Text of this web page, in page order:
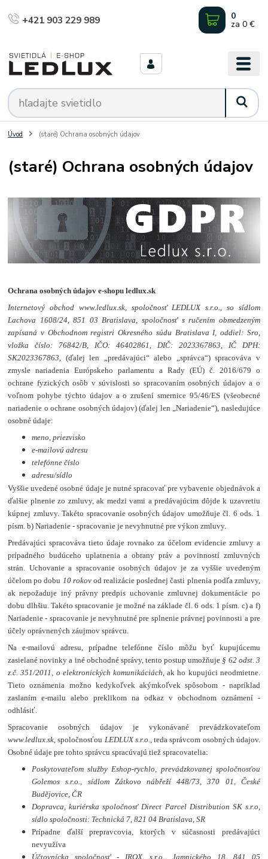
+421 903 229 989 0
za 0 €
Úvod (staré) Ochrana osobných údajov
(staré) Ochrana osobných údajov
Ochrana osobných údajov e-shopu ledlux.sk
Internetový obchod www.ledlux.sk, spoločnosť LEDLUX s.r.o., so sídlom
Lachova 1608/24, 851 03 Bratislava, spoločnosť s ručením obmedzeným
zapísaná v Obchodnom registri Okresného súdu Bratislava I, oddiel: Sro,
vložka číslo: 76842/B, IČO: 46402861, DIČ: 2023367863, IČ DPH:
SK2023367863 , (ďalej len „predávajúci“ alebo „správca“) spracováva v
zmysle nariadenia Európskeho parlamentu a Rady (EÚ) č. 2016/679 o
ochrane fyzických osôb v súvislosti so spracovaním osobných údajov a o
voľnom pohybe týchto údajov a o zrušení smernice 95/46/ES (všeobecné
nariadenie o ochrane osobných údajov) (ďalej len „Nariadenie“), nasledujúce
osobné údaje:
meno, priezvisko
e-mailovú adresu
telefónne číslo
adresu/sídlo
Vyššie uvedené osobné údaje je nutné spracovať pre vybavenie objednávok a
ďalšie plnenie zo zmluvy, ak medzi vami a predávajúcim dôjde k uzavretiu
kúpnej zmluvy. Takéto spracovanie osobných údajov umožňuje čl. 6 ods. 1
písm. b) Nariadenie - spracovanie je nevyhnutné pre výkon zmluvy.
Predávajúci spracováva tieto údaje rovnako za účelom evidencie zmluvy a
prípadného budúceho uplatnenia a obrany práv a povinností zmluvných
strán. Uchovanie a spracovanie osobných údajov je za vyššie uvedeným
účelom po dobu 10 rokov od realizácie poslednej časti plnenia podľa zmluvy,
ak nepožaduje iný právny predpis uchovanie zmluvnej dokumentácie po
dobu dlhšiu. Takéto spracovanie je možné na základe čl. 6 ods. 1 písm. c) a f)
Nariadenie - spracovanie je nevyhnutné pre splnenie právnej povinnosti a pre
účely oprávnených záujmov správcu.
Na e-mailovú adresu, prípadne telefónne číslo môžu byť kupujúcemu
zasielané novinky a iné obchodné správy, tento postup umožňuje § 62 odst. 3
z.č. 351/2011, o elektronických komunikáciách, ak ho kupujúci neodmietne.
Tieto oznámenia možno kedykoľvek akýmkoľvek spôsobom - napríklad
zaslaním e-mailu alebo preklikom na odkaz v obchodnom oznámení -
odhlásiť.
Spracovanie osobných údajov je vykonávané prevádzkovateľom
www.ledlux.sk, spoločnosťou LEDLUX s.r.o., teda správcom osobných údajov.
Osobné údaje pre tohto správcu spracúvajú tiež spracovatelia:
Poskytovateľom služby Eshop-rychlo, prevádzkovanej spoločnosťou
Golemos s.r.o., sídlom Zátkovo nábřeží 448/73, 370 01, České
Budějovice, ČR
Dopravca, kuriérska spoločnosť Direct Parcel Distribution SK s.r.o,
sídlo spoločnosti: Technická 7, 821 04 Bratislava, SR
Prípadne ďalší prepravcovia, ktorých v súčasnosti predávajúci
nevyužíva
Účtovnícka spoločnosť - IROX, s.r.o., Jamnického 18, 841 05